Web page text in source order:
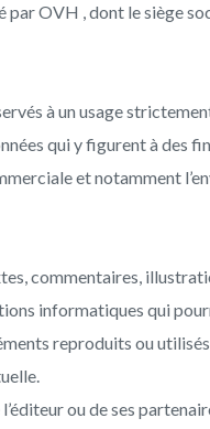
par OVH , dont le siège
à un usage
qui y figurent à des
et notamment
commentaires,
informatiques qui
reproduits ou
ou de ses